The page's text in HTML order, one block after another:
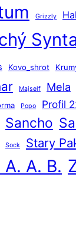
Grizzly
Kovo_shrot
Majself Mela
Popo Profil
Sancho
Sock Stary
A. A. B.